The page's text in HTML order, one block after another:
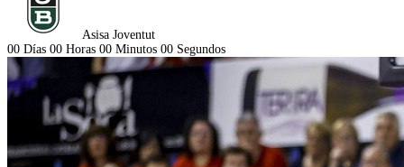
Asisa Joventut
00 Días 00 Horas 00 Minutos 00 Segundos